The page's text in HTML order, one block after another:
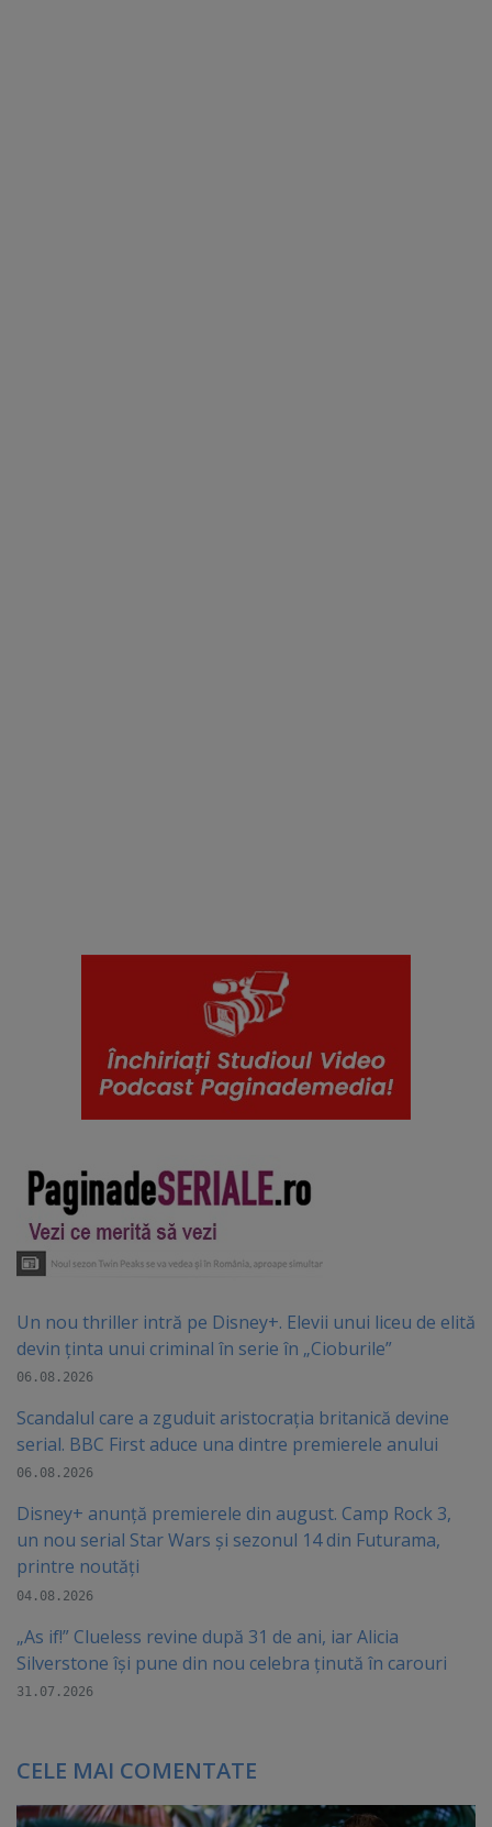
Un nou thriller intră pe Disney+. Elevii unui liceu de elită
devin ținta unui criminal în serie în „Cioburile”
06.08.2026
Scandalul care a zguduit aristocrația britanică devine
serial. BBC First aduce una dintre premierele anului
06.08.2026
Disney+ anunță premierele din august. Camp Rock 3,
un nou serial Star Wars și sezonul 14 din Futurama,
printre noutăți
04.08.2026
„As if!” Clueless revine după 31 de ani, iar Alicia
Silverstone își pune din nou celebra ținută în carouri
31.07.2026
CELE MAI COMENTATE